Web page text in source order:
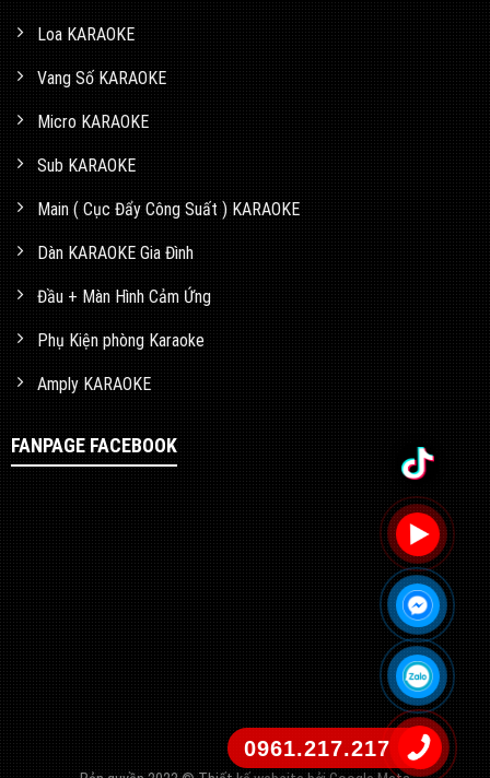
0961.217.217
Loa KARAOKE
Vang Số KARAOKE
Micro KARAOKE
Sub KARAOKE
Main ( Cục Đẩy Công Suất ) KARAOKE
Dàn KARAOKE Gia Đình
Đầu + Màn Hình Cảm Ứng
Phụ Kiện phòng Karaoke
Amply KARAOKE
FANPAGE FACEBOOK